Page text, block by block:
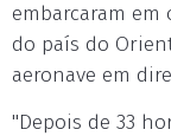
embarcaram em
do país do
aeronave em
"Depois de 33